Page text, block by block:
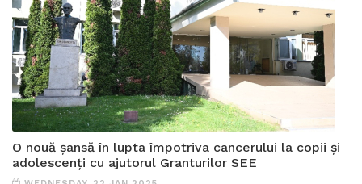
O nouă șansă în lupta împotriva cancerului la copii și
adolescenți cu ajutorul Granturilor SEE